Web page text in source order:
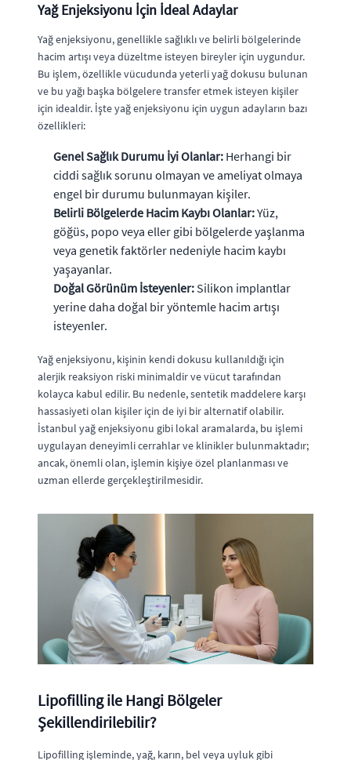
Yağ Enjeksiyonu İçin İdeal Adaylar
Yağ enjeksiyonu, genellikle sağlıklı ve belirli bölgelerinde
hacim artışı veya düzeltme isteyen bireyler için uygundur.
Bu işlem, özellikle vücudunda yeterli yağ dokusu bulunan
ve bu yağı başka bölgelere transfer etmek isteyen kişiler
için idealdir. İşte yağ enjeksiyonu için uygun adayların bazı
özellikleri:
Genel Sağlık Durumu İyi Olanlar: Herhangi bir
ciddi sağlık sorunu olmayan ve ameliyat olmaya
engel bir durumu bulunmayan kişiler.
Belirli Bölgelerde Hacim Kaybı Olanlar:Yüz,
göğüs, popo veya eller gibi bölgelerde yaşlanma
veya genetik faktörler nedeniyle hacim kaybı
yaşayanlar.
Doğal Görünüm İsteyenler: Silikon implantlar
yerine daha doğal bir yöntemle hacim artışı
isteyenler.
Yağ enjeksiyonu, kişinin kendi dokusu kullanıldığı için
alerjik reaksiyon riski minimaldir ve vücut tarafından
kolayca kabul edilir. Bu nedenle, sentetik maddelere karşı
hassasiyeti olan kişiler için de iyi bir alternatif olabilir.
İstanbul yağ enjeksiyonu gibi lokal aramalarda, bu işlemi
uygulayan deneyimli cerrahlar ve klinikler bulunmaktadır;
ancak, önemli olan, işlemin kişiye özel planlanması ve
uzman ellerde gerçekleştirilmesidir.
Lipofilling ile Hangi Bölgeler
Şekillendirilebilir?
Lipofilling işleminde, yağ, karın, bel veya uyluk gibi